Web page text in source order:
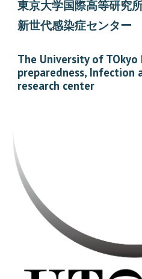
東京大学国際高等研究
新世代感染症センター
The University of TOkyo
preparedness, Infection
research center